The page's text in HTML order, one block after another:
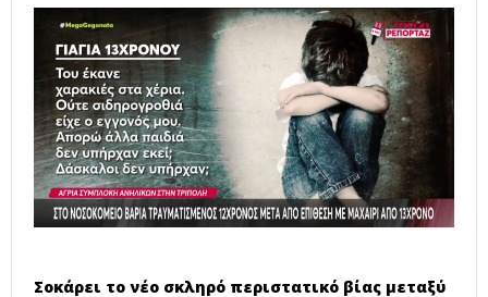
Σοκάρει το νέο σκληρό περιστατικό βίας μεταξύ